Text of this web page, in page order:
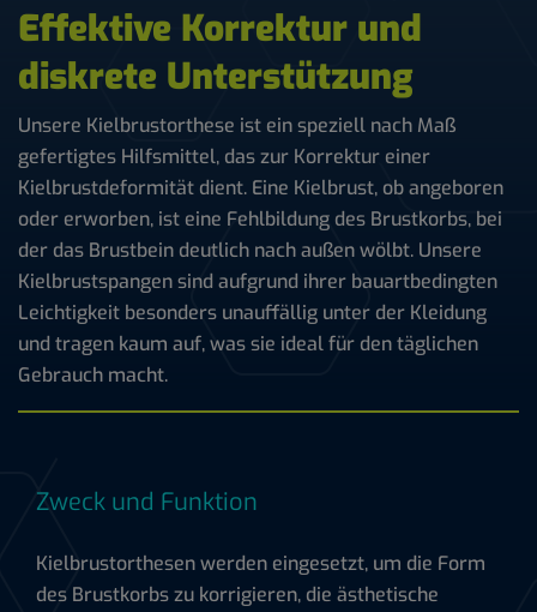
Effektive Korrektur und
diskrete Unterstützung
Unsere Kielbrustorthese ist ein speziell nach Maß
gefertigtes Hilfsmittel, das zur Korrektur einer
Kielbrustdeformität dient. Eine Kielbrust, ob angeboren
oder erworben, ist eine Fehlbildung des Brustkorbs, bei
der das Brustbein deutlich nach außen wölbt. Unsere
Kielbrustspangen sind aufgrund ihrer bauartbedingten
Leichtigkeit besonders unauffällig unter der Kleidung
und tragen kaum auf, was sie ideal für den täglichen
Gebrauch macht.
Zweck und Funktion
Kielbrustorthesen werden eingesetzt, um die Form
des Brustkorbs zu korrigieren, die ästhetische